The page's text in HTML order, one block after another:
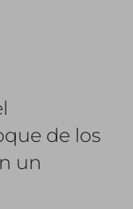
de los
un